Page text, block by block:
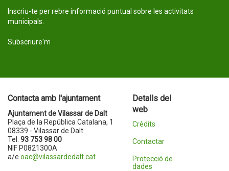
Inscriu-te per rebre informació puntual sobre les activitats
municipals.
Subscriure'm
Contacta amb l'ajuntament
Ajuntament de Vilassar de Dalt
Plaça de la República Catalana, 1
08339 - Vilassar de Dalt
Tel. 93 753 98 00
NIF P0821300A
a/e oac@vilassardedalt.cat
Detalls del
web
Crèdits
Contactar
Protecció de
dades